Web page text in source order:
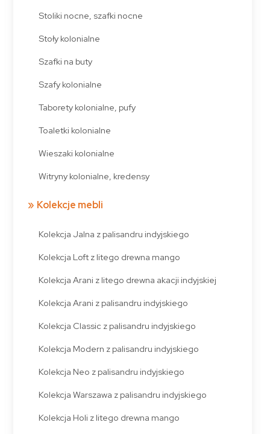
Stoliki nocne, szafki nocne
Stoły kolonialne
Szafki na buty
Szafy kolonialne
Taborety kolonialne, pufy
Toaletki kolonialne
Wieszaki kolonialne
Witryny kolonialne, kredensy
Kolekcje mebli
Kolekcja Jalna z palisandru indyjskiego
Kolekcja Loft z litego drewna mango
Kolekcja Arani z litego drewna akacji indyjskiej
Kolekcja Arani z palisandru indyjskiego
Kolekcja Classic z palisandru indyjskiego
Kolekcja Modern z palisandru indyjskiego
Kolekcja Neo z palisandru indyjskiego
Kolekcja Warszawa z palisandru indyjskiego
Kolekcja Holi z litego drewna mango